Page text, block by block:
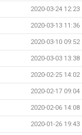
2020-03-24 12:23
2020-03-13 11:36
2020-03-10 09:52
2020-03-03 13:38
2020-02-25 14:02
2020-02-17 09:04
2020-02-06 14:08
2020-01-26 19:43